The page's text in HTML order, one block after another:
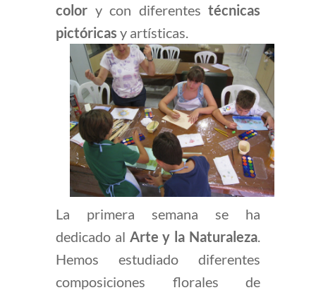
color y con diferentes técnicas
pictóricas y artísticas.
La primera semana se ha
dedicado al Arte y la Naturaleza.
Hemos estudiado diferentes
composiciones florales de